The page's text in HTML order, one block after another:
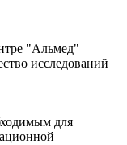
"Альмед"
исследований
для